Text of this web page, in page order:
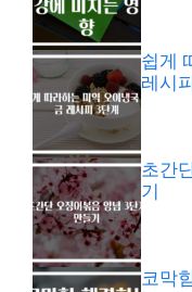
쉽게
레시
초간
기
코막